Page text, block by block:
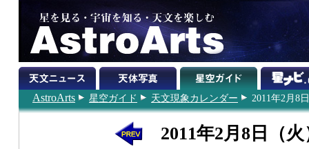
AstroArts 星空ガイド 天文現象カレンダー 2011年2月8日
2011年2月8日（火